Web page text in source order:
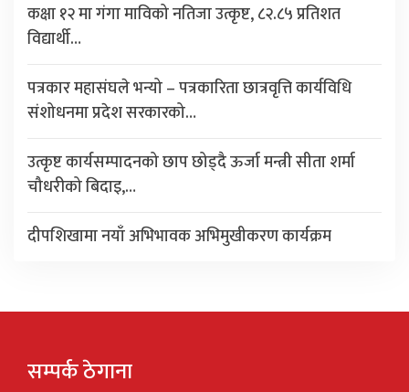
कक्षा १२ मा गंगा माविको नतिजा उत्कृष्ट, ८२.८५ प्रतिशत
विद्यार्थी…
पत्रकार महासंघले भन्यो – पत्रकारिता छात्रवृत्ति कार्यविधि
संशोधनमा प्रदेश सरकारको…
उत्कृष्ट कार्यसम्पादनको छाप छोड्दै ऊर्जा मन्त्री सीता शर्मा
चौधरीको बिदाइ,…
दीपशिखामा नयाँ अभिभावक अभिमुखीकरण कार्यक्रम
सम्पर्क ठेगाना